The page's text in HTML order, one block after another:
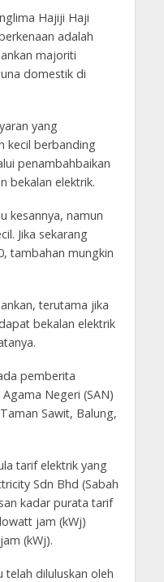
Hajiji Haji
adalah
majoriti
domestik di
yang
kecil berbanding
penambahbaikan
bekalan elektrik.
kesannya, namun
Jika sekarang
tambahan mungkin
terutama jika
bekalan elektrik
pemberita
Negeri (SAN)
Sawit, Balung,
tarif elektrik yang
Sdn Bhd (Sabah
kadar purata tarif
jam (kWj)
(kWj).
telah diluluskan oleh